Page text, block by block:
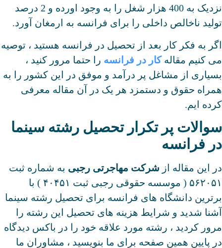
نزدیک به 400 هزار شغل را به وجود اورده و 2 درصد
تولید ناخالص داخلی را برای فرانسه به ارمغان آورد.
اگر به فکر کار بعد از تحصیل در فرانسه هستید ، توصیه
می کنیم مقالهکار در فرانسه را حتما مرور کنید ،
بسیاری از مشاغل پر درآمد و موفق در این کشور را به
همراه حقوق و دستمزد هر یک در آن مقاله معرفی
کرده ایم.
سوالات پر تکرار تحصیل رشته سینما
در فرانسه
در این مقاله از شرکت مهاجرتی رجبی به شماره ثبت
۵۶۲۰۵۱ ( موسسه حقوقی رجبی ثبت ۴۰۴۵۱ ) با
برترین دانشگاه های فرانسه برای تحصیل رشته سینما
آشنا شدید و شرایط هزینه های تحصیل این رشته را
مرور کردید ، رشته مورد علاقه خود را در باکس دیدگاه
در پایین همین صفحه برای ما بنویسید ، مشاوران ما